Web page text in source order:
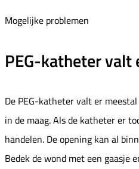
Mogelijke problemen
PEG-katheter valt
De PEG-katheter valt er
in de maag. Als de katheter er
handelen. De opening kan al
Bedek de wond met een gaasje